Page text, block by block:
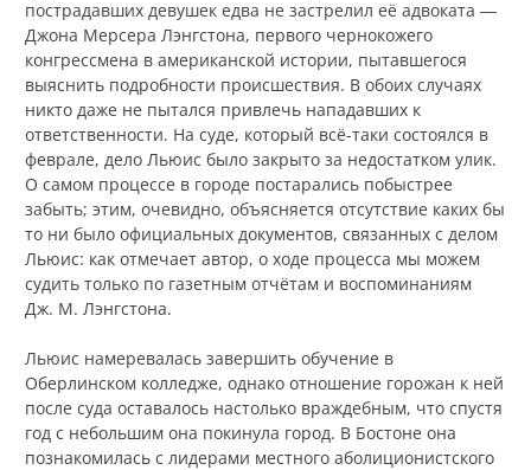
пострадавших девушек едва не застрелил её адвоката ―
Джона Мерсера Лэнгстона, первого чернокожего
конгрессмена в американской истории, пытавшегося
выяснить подробности происшествия. В обоих случаях
никто даже не пытался привлечь нападавших к
ответственности. На суде, который всё-таки состоялся в
феврале, дело Льюис было закрыто за недостатком улик.
О самом процессе в городе постарались побыстрее
забыть; этим, очевидно, объясняется отсутствие каких бы
то ни было официальных документов, связанных с делом
Льюис: как отмечает автор, о ходе процесса мы можем
судить только по газетным отчётам и воспоминаниям
Дж. М. Лэнгстона.
Льюис намеревалась завершить обучение в
Оберлинском колледже, однако отношение горожан к ней
после суда оставалось настолько враждебным, что спустя
год с небольшим она покинула город. В Бостоне она
познакомилась с лидерами местного аболиционистского